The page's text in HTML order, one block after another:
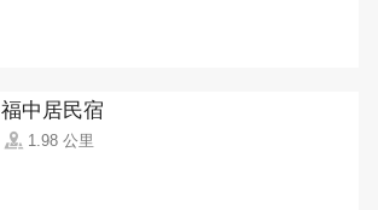
福中居民宿
1.98 公里